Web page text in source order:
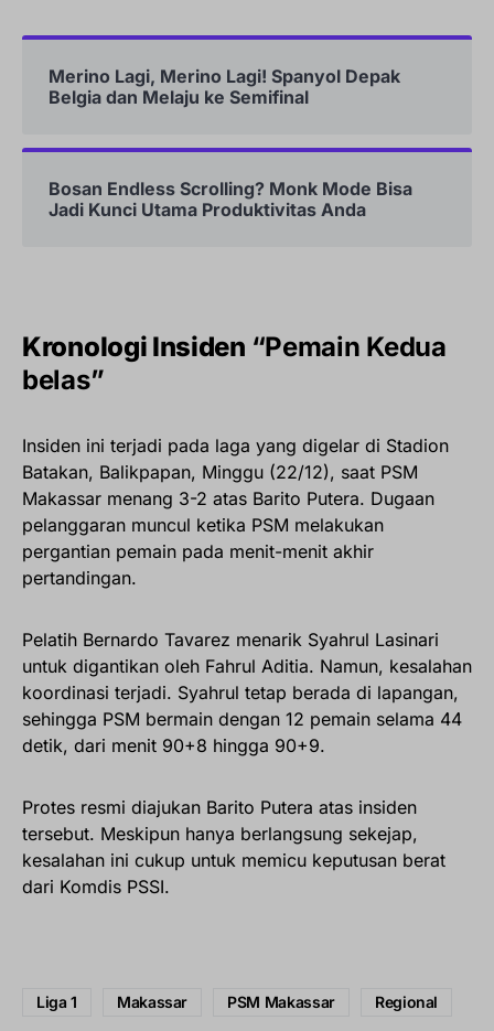
Merino Lagi, Merino Lagi! Spanyol Depak
Belgia dan Melaju ke Semifinal
Bosan Endless Scrolling? Monk Mode Bisa
Jadi Kunci Utama Produktivitas Anda
Kronologi Insiden “Pemain Kedua
belas”
Insiden ini terjadi pada laga yang digelar di Stadion
Batakan, Balikpapan, Minggu (22/12), saat PSM
Makassar menang 3-2 atas Barito Putera. Dugaan
pelanggaran muncul ketika PSM melakukan
pergantian pemain pada menit-menit akhir
pertandingan.
Pelatih Bernardo Tavarez menarik Syahrul Lasinari
untuk digantikan oleh Fahrul Aditia. Namun, kesalahan
koordinasi terjadi. Syahrul tetap berada di lapangan,
sehingga PSM bermain dengan 12 pemain selama 44
detik, dari menit 90+8 hingga 90+9.
Protes resmi diajukan Barito Putera atas insiden
tersebut. Meskipun hanya berlangsung sekejap,
kesalahan ini cukup untuk memicu keputusan berat
dari Komdis PSSI.
Liga 1 Makassar PSM Makassar Regional